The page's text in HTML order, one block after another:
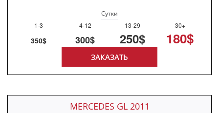
Сутки
1-3
4-12 13-29 30+
350$ 300$ 250$ 180$
ЗАКАЗАТЬ
MERCEDES GL 2011